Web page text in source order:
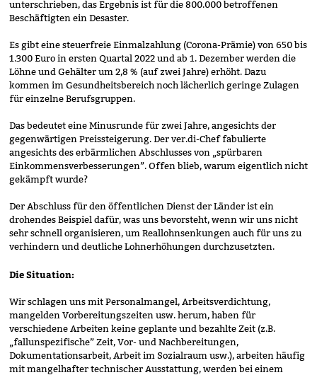
unterschrieben, das Ergebnis ist für die 800.000 betroffenen
Beschäftigten ein Desaster.
Es gibt eine steuerfreie Einmalzahlung (Corona-Prämie) von 650 bis
1.300 Euro in ersten Quartal 2022 und ab 1. Dezember werden die
Löhne und Gehälter um 2,8 % (auf zwei Jahre) erhöht. Dazu
kommen im Gesundheitsbereich noch lächerlich geringe Zulagen
für einzelne Berufsgruppen.
Das bedeutet eine Minusrunde für zwei Jahre, angesichts der
gegenwärtigen Preissteigerung. Der ver.di-Chef fabulierte
angesichts des erbärmlichen Abschlusses von „spürbaren
Einkommensverbesserungen”. Offen blieb, warum eigentlich nicht
gekämpft wurde?
Der Abschluss für den öffentlichen Dienst der Länder ist ein
drohendes Beispiel dafür, was uns bevorsteht, wenn wir uns nicht
sehr schnell organisieren, um Reallohnsenkungen auch für uns zu
verhindern und deutliche Lohnerhöhungen durchzusetzten.
Die Situation:
Wir schlagen uns mit Personalmangel, Arbeitsverdichtung,
mangelden Vorbereitungszeiten usw. herum, haben für
verschiedene Arbeiten keine geplante und bezahlte Zeit (z.B.
„fallunspezifische” Zeit, Vor- und Nachbereitungen,
Dokumentationsarbeit, Arbeit im Sozialraum usw.), arbeiten häufig
mit mangelhafter technischer Ausstattung, werden bei einem